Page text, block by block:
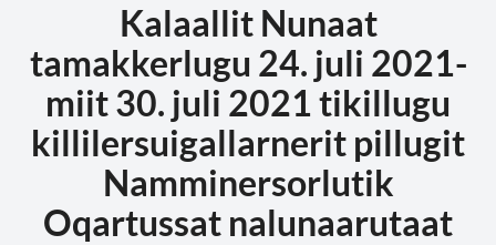
Kalaallit Nunaat
tamakkerlugu 24. juli 2021-
miit 30. juli 2021 tikillugu
killilersuigallarnerit pillugit
Namminersorlutik
Oqartussat nalunaarutaat